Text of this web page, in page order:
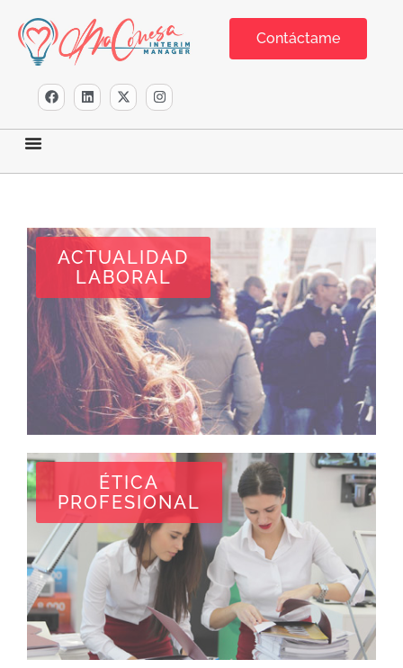
Contáctame
ACTUALIDAD
LABORAL
ÉTICA
PROFESIONAL